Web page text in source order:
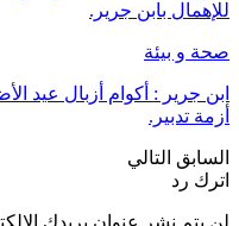
للإهمال بابن جرير.
صحة و بيئة
ابن جرير : أكوام أزبال عيد
أزمة تدبير.
السابق التالي
اترك رد
لن يتم نشر عنوان بريدك